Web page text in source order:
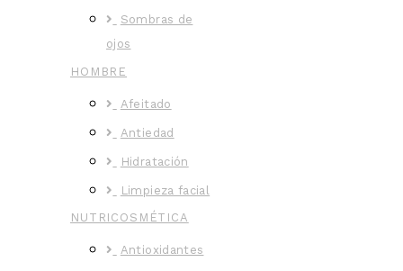
Sombras de
ojos
HOMBRE
Afeitado
Antiedad
Hidratación
Limpieza facial
NUTRICOSMÉTICA
Antioxidantes